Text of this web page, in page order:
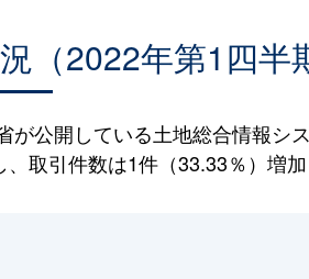
2022年第1四半
公開している土地総合情報シ
取引件数は1件（33.33％）増加